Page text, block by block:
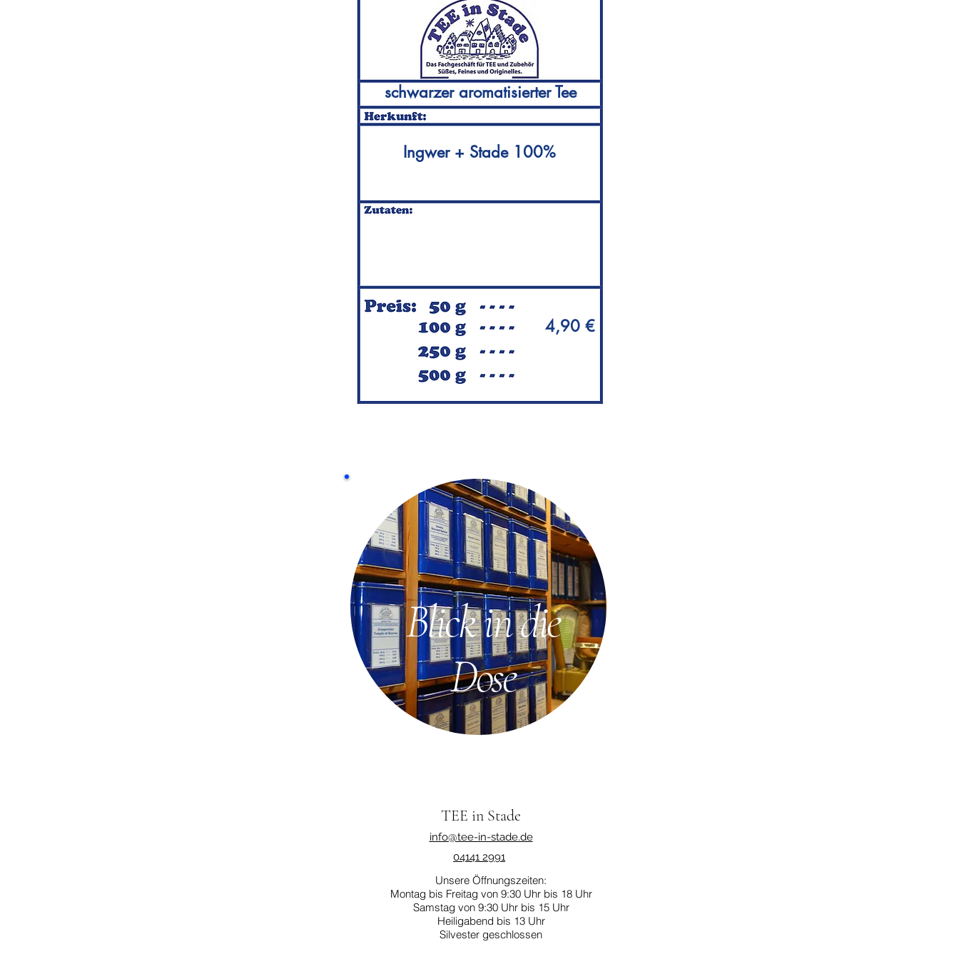
schwarzer aromatisierter Tee
Ingwer + Stade 100%
4,90 €
Blick in die
Dose
TEE in Stade
info@tee-in-stade.de
04141 2991
Unsere Öffnungszeiten:
Montag bis Freitag von 9:30 Uhr bis 18 Uhr
Samstag von 9:30 Uhr bis 15 Uhr
Heiligabend bis 13 Uhr
Silvester geschlossen